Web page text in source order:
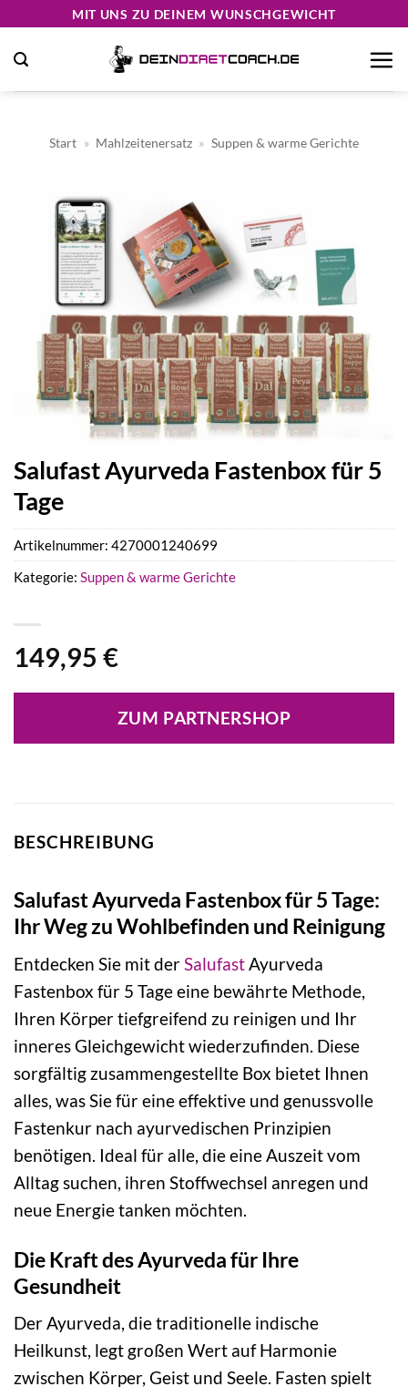
springen
MIT UNS ZU DEINEM WUNSCHGEWICHT
Start » Mahlzeitenersatz » Suppen & warme Gerichte
Salufast Ayurveda Fastenbox für 5
Tage
149,95 €
ZUM PARTNERSHOP
Artikelnummer: 4270001240699
Kategorie: Suppen & warme Gerichte
BESCHREIBUNG
Salufast Ayurveda Fastenbox für 5 Tage:
Ihr Weg zu Wohlbefinden und Reinigung
Entdecken Sie mit der Salufast Ayurveda
Fastenbox für 5 Tage eine bewährte Methode,
Ihren Körper tiefgreifend zu reinigen und Ihr
inneres Gleichgewicht wiederzufinden. Diese
sorgfältig zusammengestellte Box bietet Ihnen
alles, was Sie für eine effektive und genussvolle
Fastenkur nach ayurvedischen Prinzipien
benötigen. Ideal für alle, die eine Auszeit vom
Alltag suchen, ihren Stoffwechsel anregen und
neue Energie tanken möchten.
Die Kraft des Ayurveda für Ihre
Gesundheit
Der Ayurveda, die traditionelle indische
Heilkunst, legt großen Wert auf Harmonie
zwischen Körper, Geist und Seele. Fasten spielt